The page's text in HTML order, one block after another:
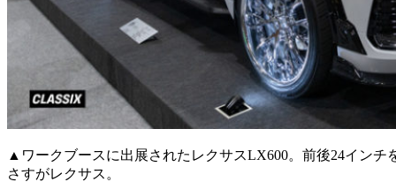
▲ワークブースに出展されたレクサスLX600。前後24イン
さすがレクサス。